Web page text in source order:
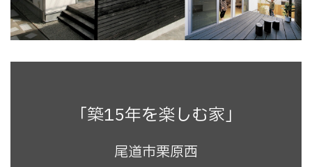
「築15年を楽しむ家」
尾道市栗原西